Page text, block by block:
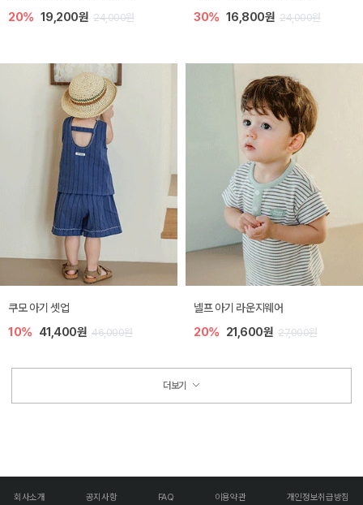
20% 19,200원 24,000원 30% 16,800원 24,000원
쿠모 아기 셋업
10% 41,400원 46,000원
넬프 아기 라운지웨어
20% 21,600원 27,000원
더보기
회사소개 공지사항 FAQ 이용약관 개인정보취급방침